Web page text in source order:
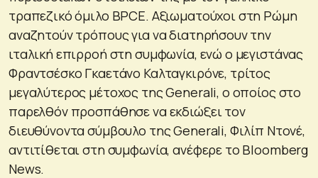
τραπεζικό όμιλο BPCE. Αξιωματούχοι στη Ρώμη
αναζητούν τρόπους για να διατηρήσουν την
ιταλική επιρροή στη συμφωνία, ενώ ο μεγιστάνας
Φραντσέσκο Γκαετάνο Καλταγκιρόνε, τρίτος
μεγαλύτερος μέτοχος της Generali, ο οποίος στο
παρελθόν προσπάθησε να εκδιώξει τον
διευθύνοντα σύμβουλο της Generali, Φιλίπ Ντονέ,
αντιτίθεται στη συμφωνία, ανέφερε το Bloomberg
News.